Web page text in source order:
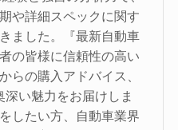
や詳細スペックに関す
ました。『最新自動車
の皆様に信頼性の高い
らの購入アドバイス、
い魅力をお届けしま
したい方、自動車業界